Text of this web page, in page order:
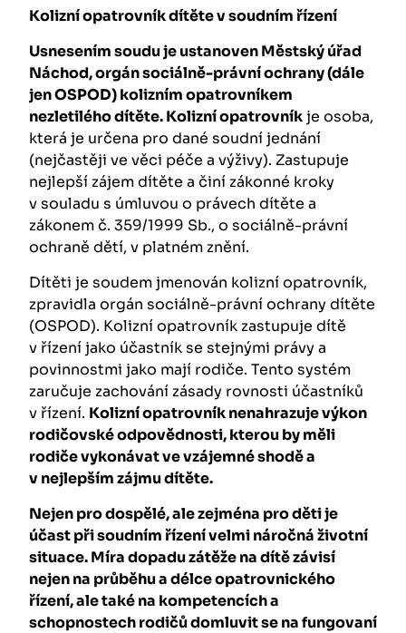
Kolizní opatrovník dítěte v soudním řízení
Usnesením soudu je ustanoven Městský úřad
Náchod, orgán sociálně-právní ochrany (dále
jen OSPOD) kolizním opatrovníkem
nezletilého dítěte. Kolizní opatrovníkje osoba,
která je určena pro dané soudní jednání
(nejčastěji ve věci péče a výživy). Zastupuje
nejlepší zájem dítěte a činí zákonné kroky
v souladu s úmluvou o právech dítěte a
zákonem č. 359/1999 Sb., o sociálně-právní
ochraně dětí, v platném znění.
Dítěti je soudem jmenován kolizní opatrovník,
zpravidla orgán sociálně-právní ochrany dítěte
(OSPOD). Kolizní opatrovník zastupuje dítě
v řízení jako účastník se stejnými právy a
povinnostmi jako mají rodiče. Tento systém
zaručuje zachování zásady rovnosti účastníků
v řízení. Kolizní opatrovník nenahrazuje výkon
rodičovské odpovědnosti, kterou by měli
rodiče vykonávat ve vzájemné shodě a
v nejlepším zájmu dítěte.
Nejen pro dospělé, ale zejména pro děti je
účast při soudním řízení velmi náročná životní
situace. Míra dopadu zátěže na dítě závisí
nejen na průběhu a délce opatrovnického
řízení, ale také na kompetencích a
schopnostech rodičů domluvit se na fungovaní